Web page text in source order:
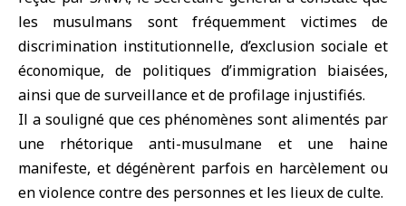
les musulmans sont fréquemment victimes de
discrimination institutionnelle, d’exclusion sociale et
économique, de politiques d’immigration biaisées,
ainsi que de surveillance et de profilage injustifiés.
Il a souligné que ces phénomènes sont alimentés par
une rhétorique anti-musulmane et une haine
manifeste, et dégénèrent parfois en harcèlement ou
en violence contre des personnes et les lieux de culte.